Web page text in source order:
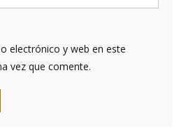
electrónico y web en este
vez que comente.